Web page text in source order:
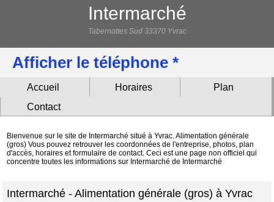
Intermarché
Tabernottes Sud 33370 Yvrac
Afficher le téléphone *
Accueil Horaires
Plan
Contact
Bienvenue sur le site de Intermarché situé à Yvrac. Alimentation générale
(gros) Vous pouvez retrouver les coordonnées de l'entreprise, photos, plan
d'accès, horaires et formulaire de contact. Ceci est une page non officiel qui
concentre toutes les informations sur Intermarché de Intermarché
Intermarché - Alimentation générale (gros) à Yvrac